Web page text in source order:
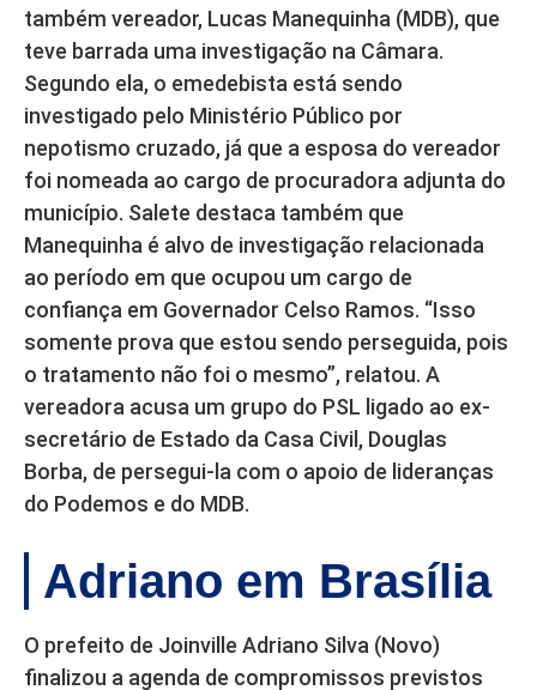
também vereador, Lucas Manequinha (MDB), que
teve barrada uma investigação na Câmara.
Segundo ela, o emedebista está sendo
investigado pelo Ministério Público por
nepotismo cruzado, já que a esposa do vereador
foi nomeada ao cargo de procuradora adjunta do
município. Salete destaca também que
Manequinha é alvo de investigação relacionada
ao período em que ocupou um cargo de
confiança em Governador Celso Ramos. “Isso
somente prova que estou sendo perseguida, pois
o tratamento não foi o mesmo”, relatou. A
vereadora acusa um grupo do PSL ligado ao ex-
secretário de Estado da Casa Civil, Douglas
Borba, de persegui-la com o apoio de lideranças
do Podemos e do MDB.
Adriano em Brasília
O prefeito de Joinville Adriano Silva (Novo)
finalizou a agenda de compromissos previstos